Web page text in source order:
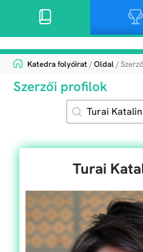
Katedra folyóirat/Oldal/
Szerzői profilok
Szűrő -
Search content
Turai